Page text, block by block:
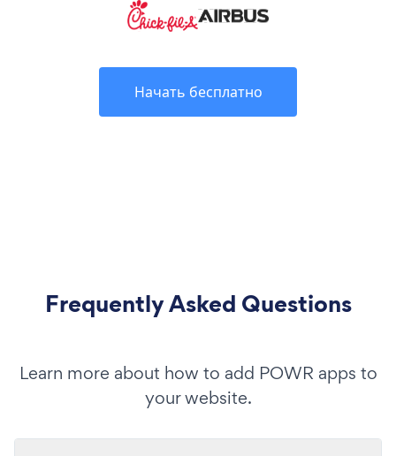
Начать бесплатно
Frequently Asked Questions
Learn more about how to add POWR apps to
your website.